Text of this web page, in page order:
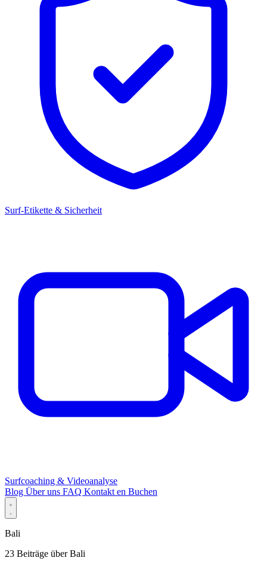
Surf-Etikette & Sicherheit
Surfcoaching & Videoanalyse
Blog Über uns FAQ Kontakten Buchen
Bali
23 Beiträge über Bali